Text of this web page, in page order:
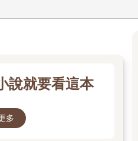
相當紮實。
突然陷入黑暗，或樹林裡有奇
，呈現ㄈ字形凹陷，陽光被遮
說就要看這本
多